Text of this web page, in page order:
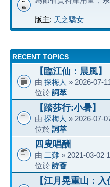
版主: 天之驕女
RECENT TOPICS
【臨江仙：晨風】
由 探梅人 » 2026-07-
位於 詞萃
【踏莎行:小暑】
由 探梅人 » 2026-07-
位於 詞萃
四叟唱酬
由 二難 » 2021-03-02
位於 詩薈
【江月晃重山：入